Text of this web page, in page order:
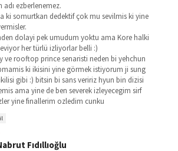
adı ezberlenemez.
ki somurtkan dedektif çok mu sevilmis ki yine
dolayi pek umudum yoktu ama Kore halki
her türlü izliyorlar belli :)
ve rooftop prince senaristi neden bi yehchun
ki ikisini yine görmek istiyorum ji sung
gibi :) bitsin bi sans veririz hyun bin dizisi
ama yine de ben severek izleyecegim sirf
yine finallerim ozledim cunku
Fıdıllıoğlu